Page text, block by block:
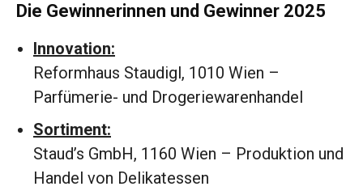
Die Gewinnerinnen und Gewinner 2025
Innovation:
Reformhaus Staudigl, 1010 Wien –
Parfümerie- und Drogeriewarenhandel
Sortiment:
Staud’s GmbH, 1160 Wien – Produktion und
Handel von Delikatessen